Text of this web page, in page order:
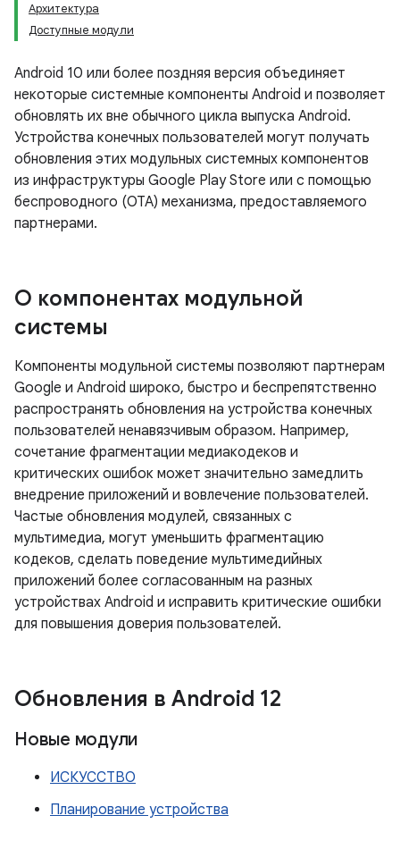
Архитектура
Доступные модули
Android 10 или более поздняя версия объединяет
некоторые системные компоненты Android и позволяет
обновлять их вне обычного цикла выпуска Android.
Устройства конечных пользователей могут получать
обновления этих модульных системных компонентов
из инфраструктуры Google Play Store или с помощью
беспроводного (OTA) механизма, предоставляемого
партнерами.
О компонентах модульной
системы
Компоненты модульной системы позволяют партнерам
Google и Android широко, быстро и беспрепятственно
распространять обновления на устройства конечных
пользователей ненавязчивым образом. Например,
сочетание фрагментации медиакодеков и
критических ошибок может значительно замедлить
внедрение приложений и вовлечение пользователей.
Частые обновления модулей, связанных с
мультимедиа, могут уменьшить фрагментацию
кодеков, сделать поведение мультимедийных
приложений более согласованным на разных
устройствах Android и исправить критические ошибки
для повышения доверия пользователей.
Обновления в Android 12
Новые модули
ИСКУССТВО
Планирование устройства